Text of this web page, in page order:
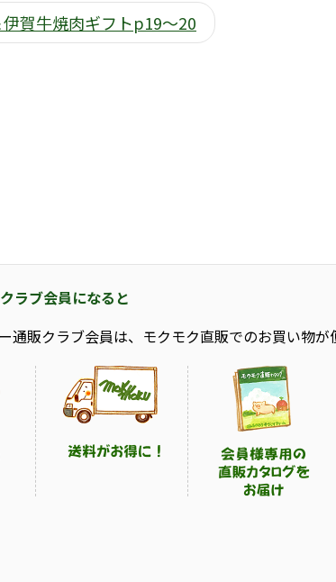
賀牛焼肉ギフトp19～20
ラブ会員になると
通販クラブ会員は、モクモク直販でのお買い物が